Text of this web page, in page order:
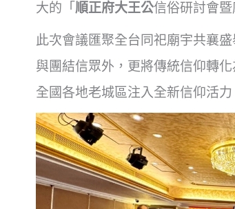
大的「 順正府大王公信俗研討會暨
此次會議匯聚全台同祀廟宇共襄
與團結信眾外，更將傳統信仰轉
全國各地老城區注入全新信仰活力